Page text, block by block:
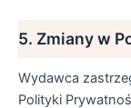
5. Zmiany w
Wydawca
Polityki